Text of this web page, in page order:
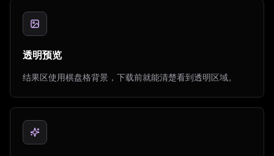
透明预览
结果区使用棋盘格背景，下载前就能清楚看到透明区域。